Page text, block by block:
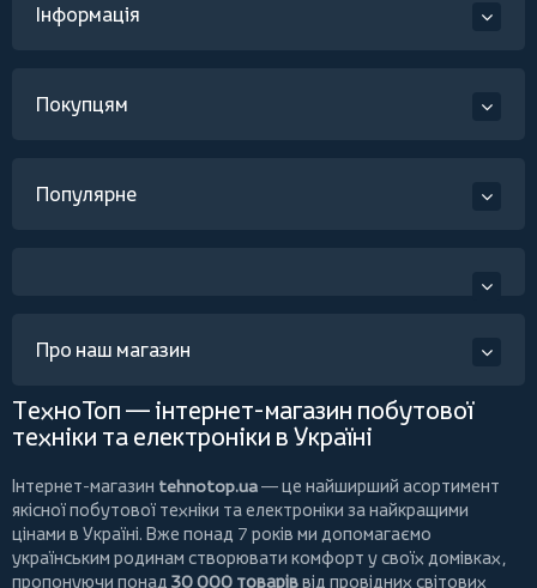
Інформація
Покупцям
Популярне
Про наш магазин
ТехноТоп — інтернет-магазин побутової
техніки та електроніки в Україні
Інтернет-магазин tehnotop.ua— це найширший асортимент
якісної побутової техніки та електроніки за найкращими
цінами в Україні. Вже понад 7 років ми допомагаємо
українським родинам створювати комфорт у своїх домівках,
пропонуючи понад 30 000 товаріввід провідних світових